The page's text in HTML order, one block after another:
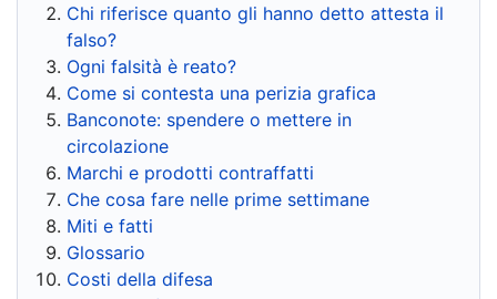
Chi riferisce quanto gli hanno detto attesta il
falso?
Ogni falsità è reato?
Come si contesta una perizia grafica
Banconote: spendere o mettere in
circolazione
Marchi e prodotti contraffatti
Che cosa fare nelle prime settimane
Miti e fatti
Glossario
Costi della difesa